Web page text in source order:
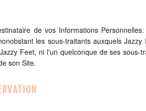
de vos Informations
les sous-traitants auxquels
Feet, ni l'un quelconque de ses
son Site.